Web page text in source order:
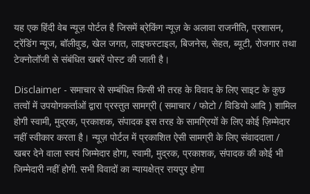
यह एक हिंदी वेब न्यूज़ पोर्टल है जिसमें ब्रेकिंग न्यूज़ के अलावा राजनीति, प्रशासन,
ट्रेंडिंग न्यूज, बॉलीवुड, खेल जगत, लाइफस्टाइल, बिजनेस, सेहत, ब्यूटी, रोजगार तथा
टेक्नोलॉजी से संबंधित खबरें पोस्ट की जाती है।
Disclaimer - समाचार से सम्बंधित किसी भी तरह के विवाद के लिए साइट के कुछ
तत्वों में उपयोगकर्ताओं द्वारा प्रस्तुत सामग्री ( समाचार / फोटो / विडियो आदि ) शामिल
होगी स्वामी, मुद्रक, प्रकाशक, संपादक इस तरह के सामग्रियों के लिए कोई ज़िम्मेदार
नहीं स्वीकार करता है। न्यूज़ पोर्टल में प्रकाशित ऐसी सामग्री के लिए संवाददाता /
खबर देने वाला स्वयं जिम्मेदार होगा, स्वामी, मुद्रक, प्रकाशक, संपादक की कोई भी
जिम्मेदारी नहीं होगी. सभी विवादों का न्यायक्षेत्र रायपुर होगा